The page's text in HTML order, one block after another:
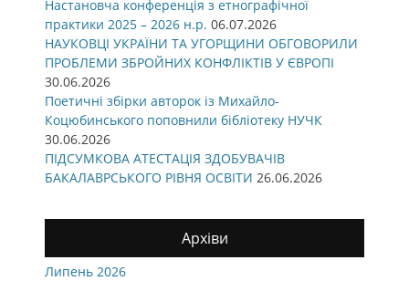
Настановча конференція з етнографічної
практики 2025 – 2026 н.р. 06.07.2026
НАУКОВЦІ УКРАЇНИ ТА УГОРЩИНИ ОБГОВОРИЛИ
ПРОБЛЕМИ ЗБРОЙНИХ КОНФЛІКТІВ У ЄВРОПІ
30.06.2026
Поетичні збірки авторок із Михайло-
Коцюбинського поповнили бібліотеку НУЧК
30.06.2026
ПІДСУМКОВА АТЕСТАЦІЯ ЗДОБУВАЧІВ
БАКАЛАВРСЬКОГО РІВНЯ ОСВІТИ 26.06.2026
Архіви
Липень 2026